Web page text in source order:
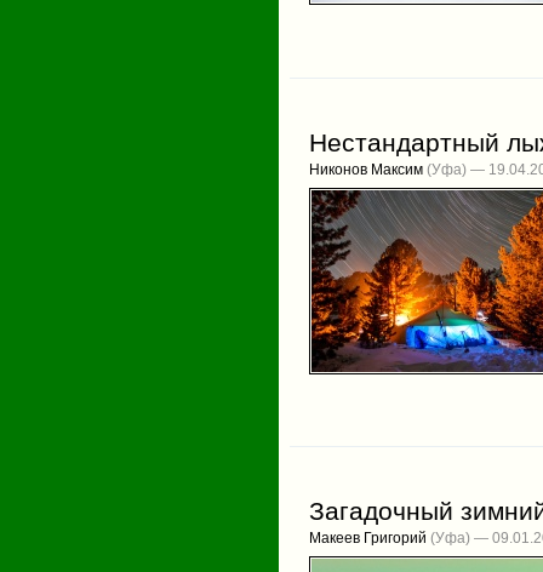
Нестандартный
Никонов Максим (Уфа) —
Загадочный
Макеев Григорий (Уфа) —